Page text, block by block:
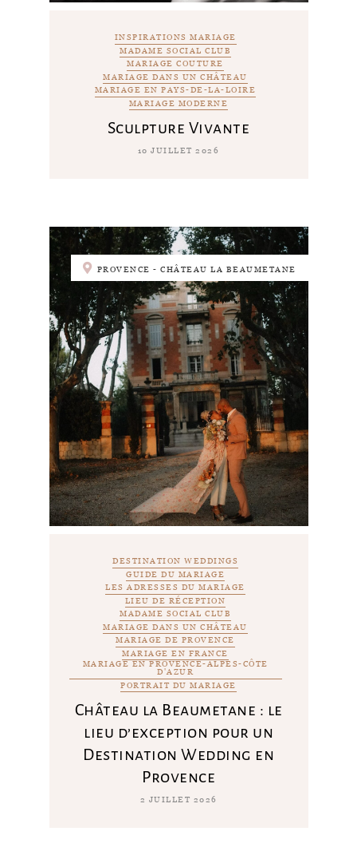
INSPIRATIONS MARIAGE
MADAME SOCIAL CLUB
MARIAGE COUTURE
MARIAGE DANS UN CHÂTEAU
MARIAGE EN PAYS-DE-LA-LOIRE
MARIAGE MODERNE
Sculpture Vivante
10 JUILLET 2026
PROVENCE - CHÂTEAU LA BEAUMETANE
DESTINATION WEDDINGS
GUIDE DU MARIAGE
LES ADRESSES DU MARIAGE
LIEU DE RÉCEPTION
MADAME SOCIAL CLUB
MARIAGE DANS UN CHÂTEAU
MARIAGE DE PROVENCE
MARIAGE EN FRANCE
MARIAGE EN PROVENCE-ALPES-CÔTE
D'AZUR
PORTRAIT DU MARIAGE
Château la Beaumetane : le
lieu d’exception pour un
Destination Wedding en
Provence
2 JUILLET 2026